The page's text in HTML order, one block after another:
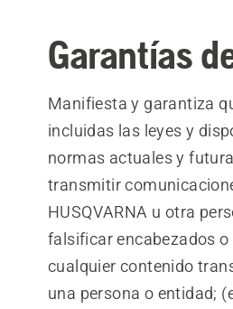
Garantías
Manifiesta y garantiza
incluidas las leyes y
normas actuales y
transmitir
HUSQVARNA u otra
falsificar encabezados
cualquier contenido
una persona o entidad;